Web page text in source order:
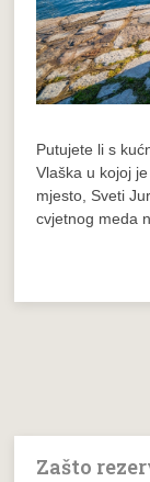
Putujete li s
Vlaška u kojoj
mjesto, Sveti
cvjetnog meda
Zašto